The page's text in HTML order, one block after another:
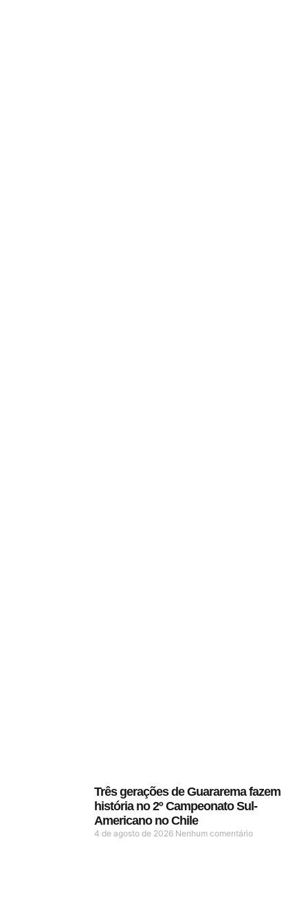
Três gerações de Guararema fazem
história no 2º Campeonato Sul-
Americano no Chile
4 de agosto de 2026 Nenhum comentário